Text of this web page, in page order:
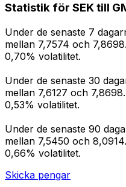
Statistik för SEK till
Under de senaste 7
mellan 7,7574 och
0,70% volatilitet.
Under de senaste 30
mellan 7,6127 och
0,53% volatilitet.
Under de senaste 90
mellan 7,5450 och
0,66% volatilitet.
Skicka pengar